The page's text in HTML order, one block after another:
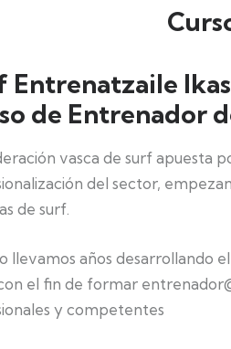
Entrenatzaile
de Entrenador
vasca de surf apuesta
del sector,
de surf.
llevamos años desarrollando
con el fin de formar
y competentes